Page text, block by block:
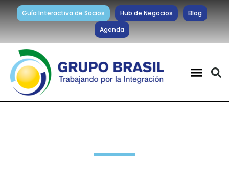
Guía Interactiva de Socios Hub de Negocios
Blog
Agenda